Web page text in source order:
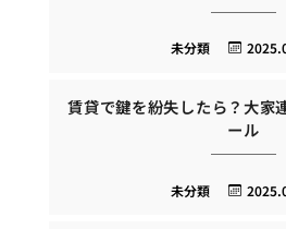
未分類
賃貸で鍵を紛失したら？大家
ール
未分類